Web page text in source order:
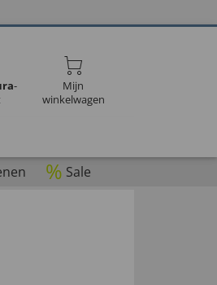
-
Mijn
winkelwagen
% Sale